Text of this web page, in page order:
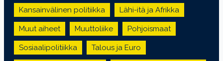
Kansainvälinen politiikka Lähi-itä ja Afrikka
Muut aiheet Muuttoliike Pohjoismaat
Sosiaalipolitiikka Talous ja Euro